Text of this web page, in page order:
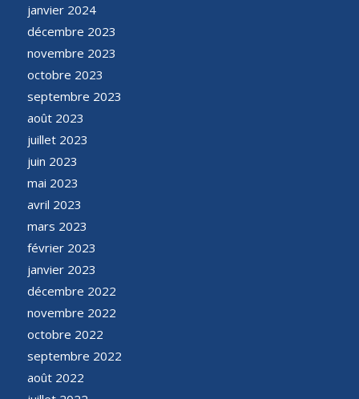
janvier 2024
décembre 2023
novembre 2023
octobre 2023
septembre 2023
août 2023
juillet 2023
juin 2023
mai 2023
avril 2023
mars 2023
février 2023
janvier 2023
décembre 2022
novembre 2022
octobre 2022
septembre 2022
août 2022